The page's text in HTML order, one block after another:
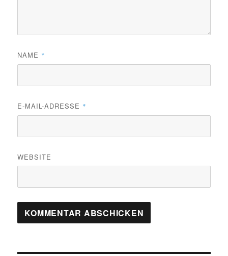
NAME *
E-MAIL-ADRESSE *
WEBSITE